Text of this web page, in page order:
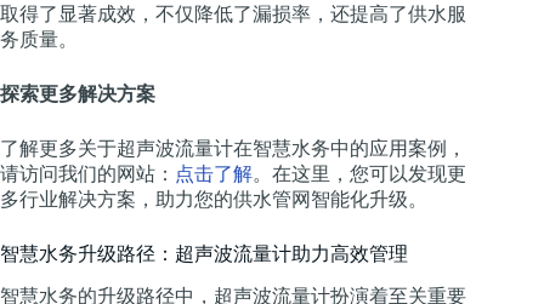
取得了显著成效，不仅降低了漏损率，还提高了供水服
务质量。
探索更多解决方案
了解更多关于超声波流量计在智慧水务中的应用案例，
请访问我们的网站： 点击了解。在这里，您可以发现更
多行业解决方案，助力您的供水管网智能化升级。
智慧水务升级路径：超声波流量计助力高效管理
智慧水务的升级路径中，超声波流量计扮演着至关重要